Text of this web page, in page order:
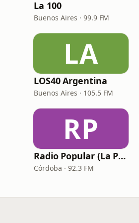
La 100
Buenos Aires · 99.9 FM
LA
LOS40 Argentina
Buenos Aires · 105.5 FM
RP
Radio Popular (La Popu)
Córdoba · 92.3 FM